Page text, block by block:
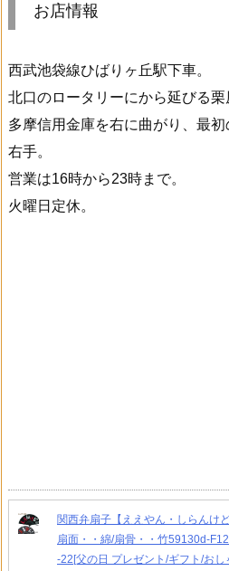
お店情報
西武池袋線ひばりヶ丘駅下車。
北口のロータリーにから延びる栗
多摩信用金庫を右に曲がり、最
右手。
営業は16時から23時まで。
火曜日定休。
関西弁扇子【ええやん・しらんけ
扇面・・綿/扇骨・・竹59130d-
-22[父の日 プレゼント/ギフト/おし